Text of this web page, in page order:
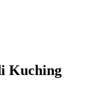
Kuching